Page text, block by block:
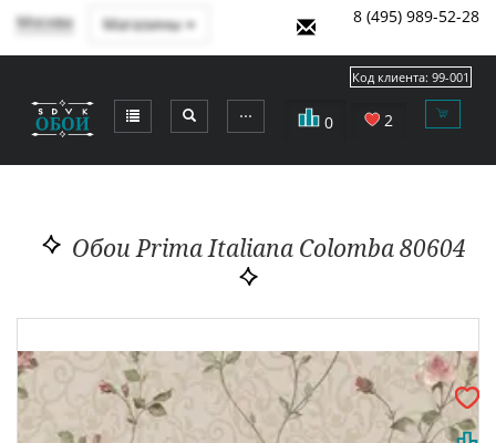
Москва Магазины 8 (495) 989-52-28
⋯ 0 2
Код клиента: 99-001
Обои Prima Italiana Colomba 80604